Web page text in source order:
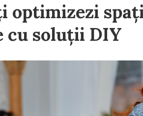
optimizezi
cu soluții DIY